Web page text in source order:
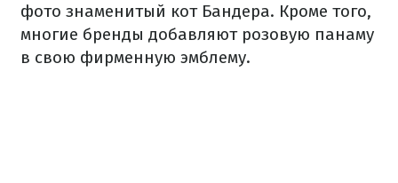
фото знаменитый кот Бандера. Кроме того,
многие бренды добавляют розовую панаму
в свою фирменную эмблему.